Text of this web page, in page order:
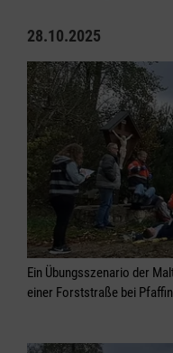
28.10.2025
Ein Übungsszenario der
einer Forststraße bei